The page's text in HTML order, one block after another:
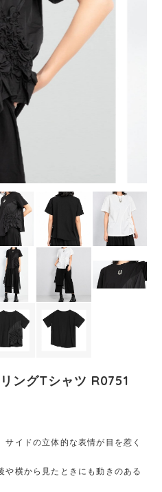
ングTシャツ R0751
イドの立体的な表情が目を惹く
や横から見たときにも動きのある